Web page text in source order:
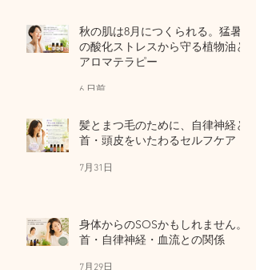
秋の肌は8月につくられる。猛暑
の酸化ストレスから守る植物油と
アロマテラピー
6 日前
髪とまつ毛のために、自律神経と
首・頭皮をいたわるセルフケア
7月31日
身体からのSOSかもしれません。
首・自律神経・血流との関係